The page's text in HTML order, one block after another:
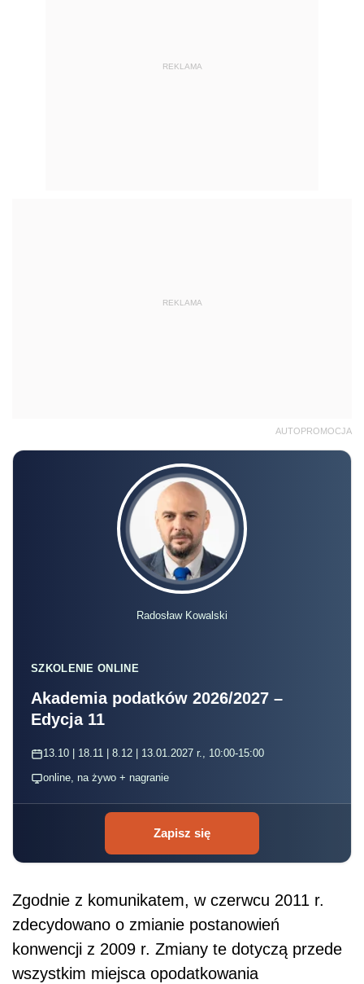
REKLAMA
REKLAMA
AUTOPROMOCJA
Radosław Kowalski
SZKOLENIE ONLINE
Akademia podatków 2026/2027 –
Edycja 11
13.10 | 18.11 | 8.12 | 13.01.2027 r., 10:00-15:00
online, na żywo + nagranie
Zapisz się
Zgodnie z komunikatem, w czerwcu 2011 r.
zdecydowano o zmianie postanowień
konwencji z 2009 r. Zmiany te dotyczą przede
wszystkim miejsca opodatkowania